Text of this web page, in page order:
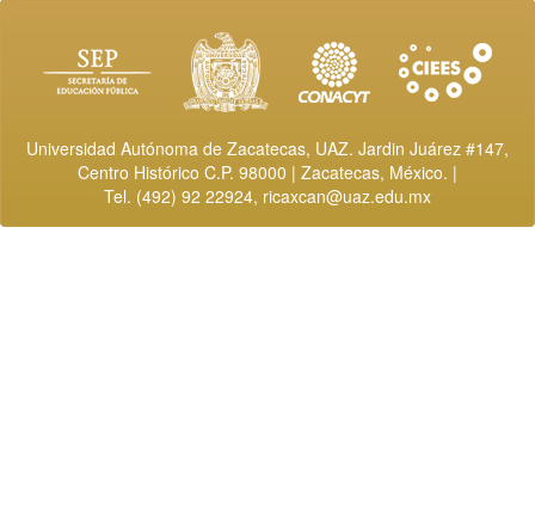
Universidad Autónoma de Zacatecas, UAZ. Jardin Juárez #147,
Centro Histórico C.P. 98000 | Zacatecas, México. |
Tel. (492) 92 22924, ricaxcan@uaz.edu.mx